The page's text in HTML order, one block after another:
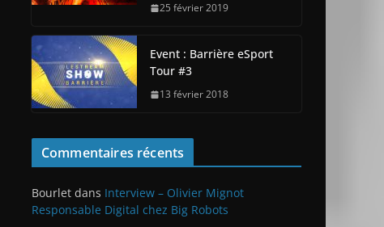
25 février 2019
Event : Barrière eSport
Tour #3
13 février 2018
Commentaires récents
Bourlet dans Interview – Olivier Mignot
Responsable Digital chez Big Robots